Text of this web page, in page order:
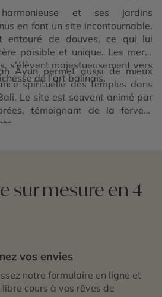
et ses jardins
en font un site incontournable.
entouré de douves, ce qui lui
paisible et unique. Les meru,
s’élèvent majestueusement vers
de l’art balinais.
Ayun permet aussi de mieux
spirituelle des temples dans
Le site est souvent animé par
témoignant de la ferveur
sur mesure en 4
vos envies
notre formulaire en ligne et
libre cours à vos rêves de